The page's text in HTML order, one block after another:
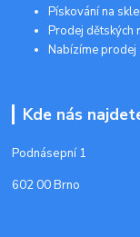
Pískování na
Prodej dětských
Nabízíme prodej
Kde nás
Podnásepní 1
602 00 Brno